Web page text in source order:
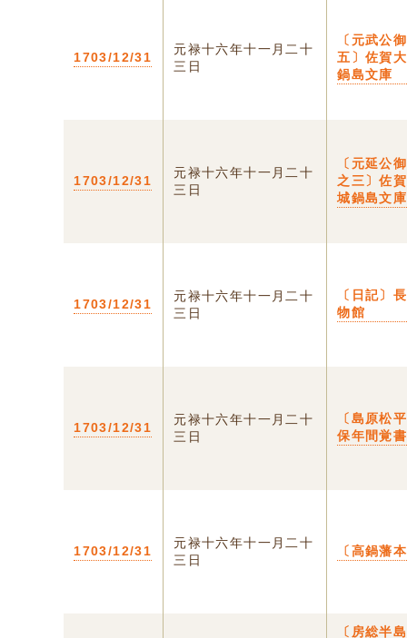
1703/12/31
元禄十六年十一月二十
三日
〔元武
五〕佐賀
鍋島文庫
1703/12/31
元禄十六年十一月二十
三日
〔元延公
之三〕佐
城鍋島文庫
1703/12/31
元禄十六年十一月二十
三日
〔日記〕
物館
1703/12/31
元禄十六年十一月二十
三日
〔島原松
保年間覚
1703/12/31
元禄十六年十一月二十
三日
〔高鍋藩
〔房総半